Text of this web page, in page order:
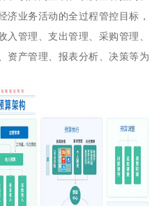
济业务活动的全过程管控目标，
管理、支出管理、采购管理、
资产管理、报表分析、决策等为